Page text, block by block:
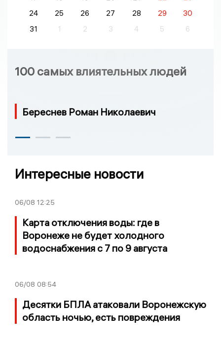
24
25 26 27 28 29
30
31
1 2 3 4 5 6
100 самых влиятельных людей
Береснев Роман Николаевич
Интересные новости
06/08 12:25
Карта отключения воды: где в
Воронеже не будет холодного
водоснабжения с 7 по 9 августа
06/08 08:54
Десятки БПЛА атаковали Воронежскую
область ночью, есть повреждения